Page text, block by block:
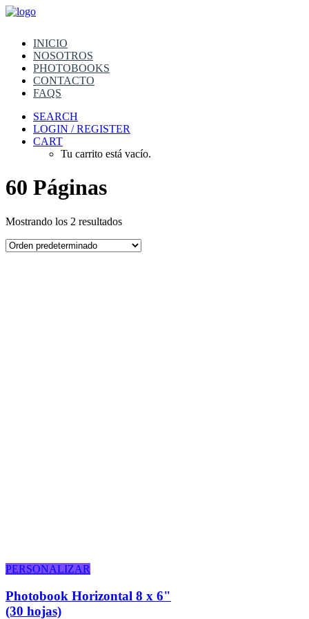
INICIO
NOSOTROS
PHOTOBOOKS
CONTACTO
FAQS
SEARCH
LOGIN / REGISTER
CART
Tu carrito está vacío.
60 Páginas
Mostrando los 2 resultados
PERSONALIZAR
Photobook Horizontal 8 x 6"
(30 hojas)